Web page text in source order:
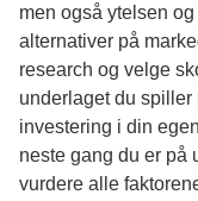
men også ytelsen
alternativer på
research og velge
underlaget du spiller
investering i din
neste gang du er på
vurdere alle